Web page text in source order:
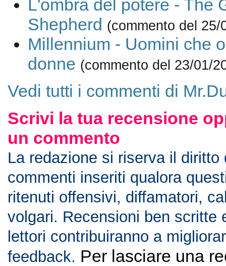
L'ombra del potere - The
Shepherd (commento del 25/
Millennium - Uomini che
donne (commento del 23/01/
Vedi tutti i commenti di
Scrivi la tua recensione
un commento
La redazione si riserva il diritto
commenti inseriti qualora
ritenuti offensivi, diffamatori,
volgari. Recensioni ben scritte
lettori contribuiranno a
feedback. Per lasciare una